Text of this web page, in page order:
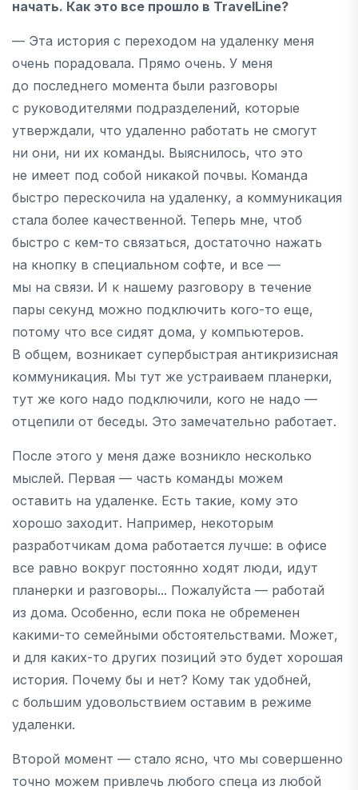
начать. Как это все прошло в TravelLine?
— Эта история с переходом на удаленку меня
очень порадовала. Прямо очень. У меня
до последнего момента были разговоры
с руководителями подразделений, которые
утверждали, что удаленно работать не смогут
ни они, ни их команды. Выяснилось, что это
не имеет под собой никакой почвы. Команда
быстро перескочила на удаленку, а коммуникация
стала более качественной. Теперь мне, чтоб
быстро с кем-то связаться, достаточно нажать
на кнопку в специальном софте, и все —
мы на связи. И к нашему разговору в течение
пары секунд можно подключить кого-то еще,
потому что все сидят дома, у компьютеров.
В общем, возникает супербыстрая антикризисная
коммуникация. Мы тут же устраиваем планерки,
тут же кого надо подключили, кого не надо —
отцепили от беседы. Это замечательно работает.
После этого у меня даже возникло несколько
мыслей. Первая — часть команды можем
оставить на удаленке. Есть такие, кому это
хорошо заходит. Например, некоторым
разработчикам дома работается лучше: в офисе
все равно вокруг постоянно ходят люди, идут
планерки и разговоры... Пожалуйста — работай
из дома. Особенно, если пока не обременен
какими-то семейными обстоятельствами. Может,
и для каких-то других позиций это будет хорошая
история. Почему бы и нет? Кому так удобней,
с большим удовольствием оставим в режиме
удаленки.
Второй момент — стало ясно, что мы совершенно
точно можем привлечь любого спеца из любой